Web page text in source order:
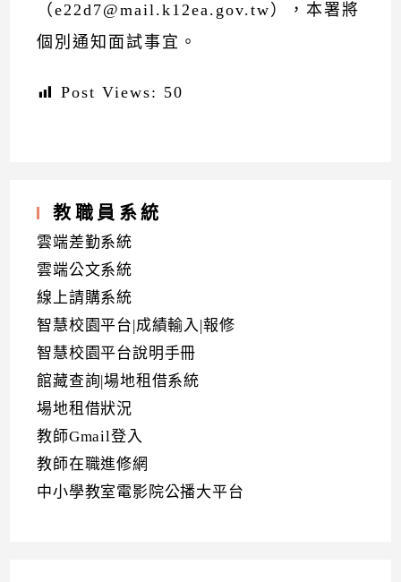
（e22d7@mail.k12ea.gov.tw），本署將
個別通知面試事宜。
Post Views: 50
教職員系統
雲端差勤系統
雲端公文系統
線上請購系統
智慧校園平台|成績輸入|報修
智慧校園平台說明手冊
館藏查詢|場地租借系統
場地租借狀況
教師Gmail登入
教師在職進修網
中小學教室電影院公播大平台